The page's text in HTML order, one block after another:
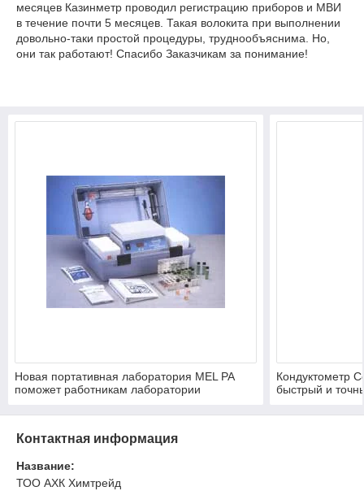
месяцев Казинметр проводил регистрацию приборов и МВИ
в течение почти 5 месяцев. Такая волокита при выполнении
довольно-таки простой процедуры, труднообъяснима. Но,
они так работают! Спасибо Заказчикам за понимание!
Новая портативная лаборатория MEL PA
поможет работникам лаборатории
исследования промышленной и питьевой
Кондуктометр
быстрый и
поставлен и
Контактная информация
Название:
ТОО АХК Химтрейд